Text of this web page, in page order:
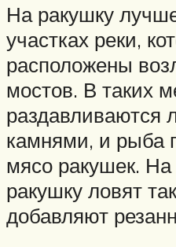
На ракушку
участках реки,
расположены
мостов. В таких
раздавливаются
камнями, и рыба
мясо ракушек. На
ракушку ловят
добавляют